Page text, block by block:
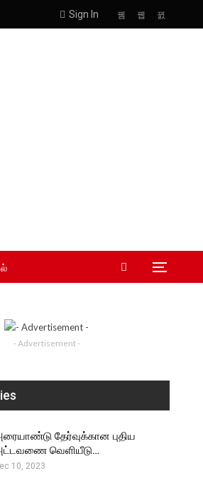
Sign In
- Advertisement -
தேர்வுக்கான புதிய
வெளியீடு…
10, 2023